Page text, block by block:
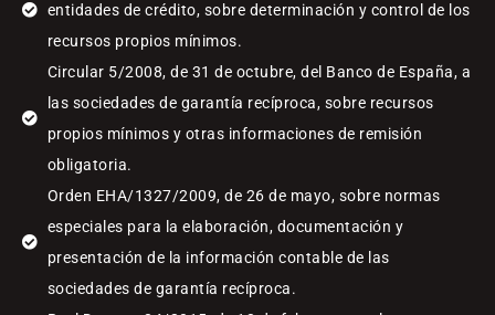
entidades de crédito, sobre determinación y control de los
recursos propios mínimos.
Circular 5/2008, de 31 de octubre, del Banco de España, a
las sociedades de garantía recíproca, sobre recursos
propios mínimos y otras informaciones de remisión
obligatoria.
Orden EHA/1327/2009, de 26 de mayo, sobre normas
especiales para la elaboración, documentación y
presentación de la información contable de las
sociedades de garantía recíproca.